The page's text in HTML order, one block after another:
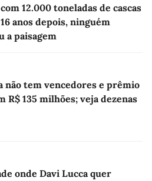
12.000 toneladas de cascas
anos depois, ninguém
a paisagem
não tem vencedores e prêmio
R$ 135 milhões; veja dezenas
onde Davi Lucca quer